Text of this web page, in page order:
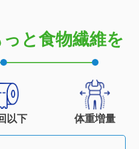
っと食物繊維を
以下 体重増量